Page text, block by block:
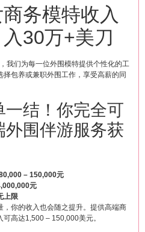
务模特收入
30万+美刀
，我们为每一位外围模特提供个性化的工
包养或兼职外围工作，享受高薪的同
一结！你完全可
外围伴游服务获
– 150,000元
元
上限
你的收入也会随之提升。提供高端商
高达1,500 – 150,000美元。